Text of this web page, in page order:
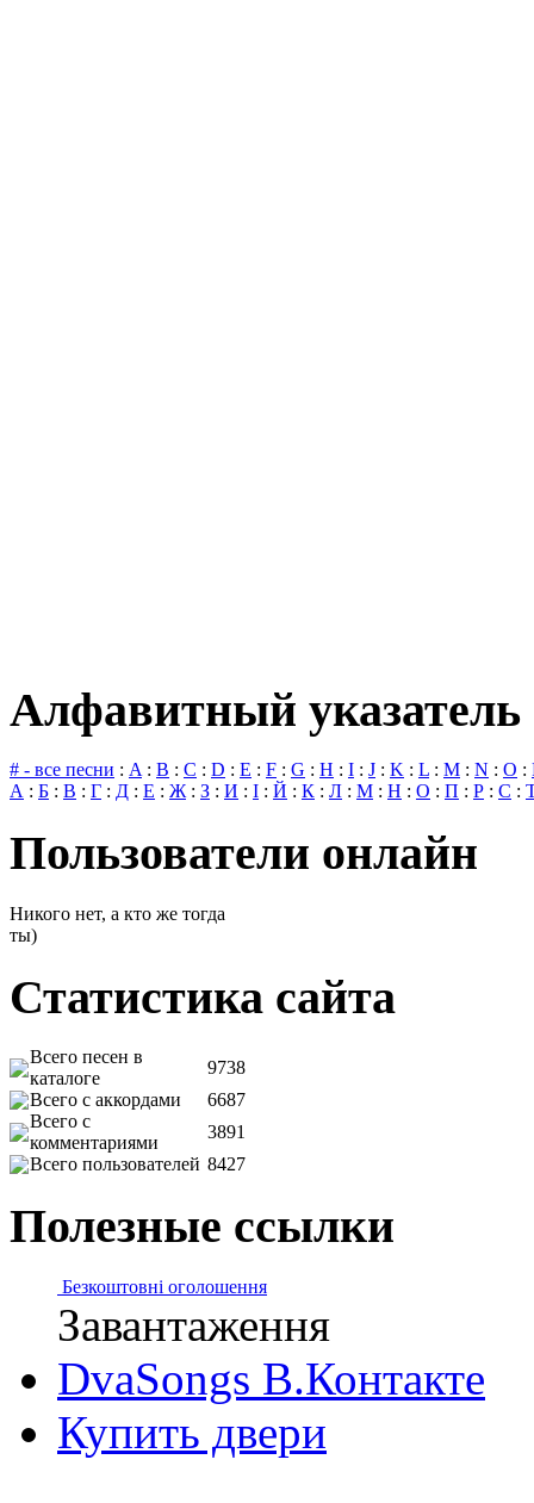
Алфавитный указатель
# - все песни : A: B : C : D : E : F : G : H : I : J : K : L : M : N : O :
А : Б : В : Г : Д : Е : Ж: З : И : І : Й : К : Л : М : Н : О : П : Р : С :
Пользователи онлайн
Никого нет, а кто же тогда
ты)
Статистика сайта
Всего песен в
каталоге
9738
Всего с аккордами
6687
Всего с
комментариями
3891
Всего пользователей 8427
Полезные ссылки
Безкоштовні оголошення
Завантаження
DvaSongs В.Контакте
Купить двери